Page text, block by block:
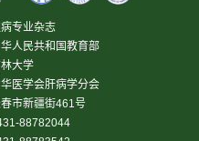
专业杂志
人民共和国教育部
大学
医学会肝病学分会
市新疆街461号
88782044